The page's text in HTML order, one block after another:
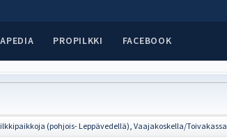
PROPILKKI FACEBOOK
(pohjois- Leppävedellä), Vaajakoskella/Toivakassa